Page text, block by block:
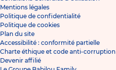
Mentions légales
Politique de confidentialité
Politique de cookies
Plan du site
Accessibilité : conformité partielle
Charte éthique et code anti-corruption
Devenir affilié